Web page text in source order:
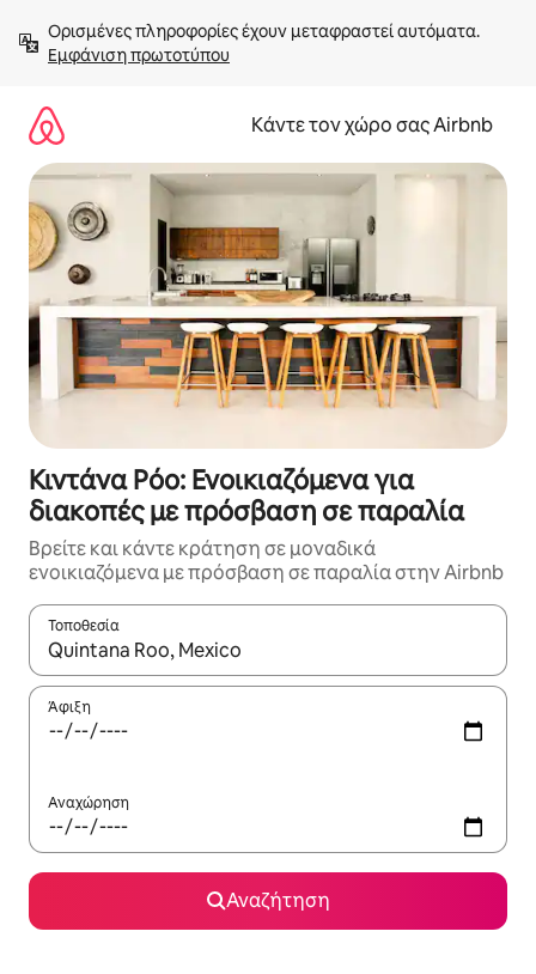
στο
περιεχόμενοΕμφάνιση πρωτοτύπου
Κάντε τον χώρο σας Airbnb
Κιντάνα Ρόο: Ενοικιαζόμενα για
διακοπές με πρόσβαση σε παραλία
Βρείτε και κάντε κράτηση σε μοναδικά
ενοικιαζόμενα με πρόσβαση σε παραλία στην Airbnb
Τοποθεσία
Όταν τα αποτελέσματα είναι διαθέσιμα, μπορείτε να
Άφιξη
Αναχώρηση
Αναζήτηση